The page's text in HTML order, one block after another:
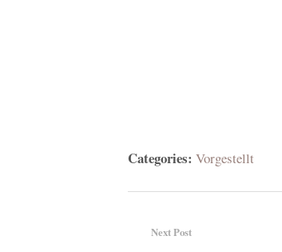
Categories: Vorgestellt
Next Post